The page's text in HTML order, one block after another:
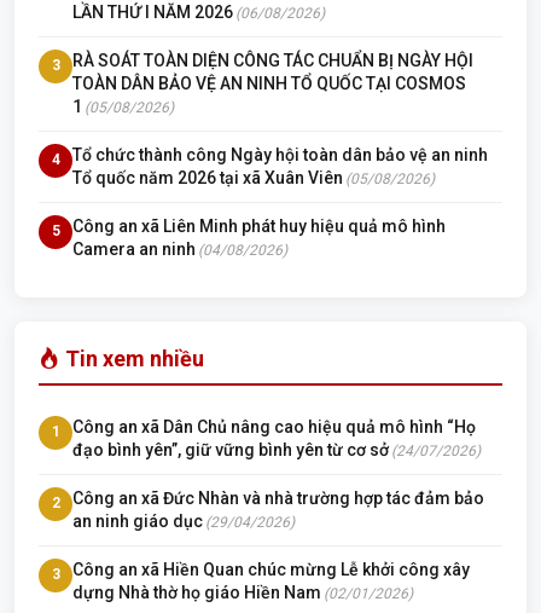
LẦN THỨ I NĂM 2026 (06/08/2026)
3
RÀ SOÁT TOÀN DIỆN CÔNG TÁC CHUẨN BỊ NGÀY HỘI
TOÀN DÂN BẢO VỆ AN NINH TỔ QUỐC TẠI COSMOS
1 (05/08/2026)
4
Tổ chức thành công Ngày hội toàn dân bảo vệ an ninh
Tổ quốc năm 2026 tại xã Xuân Viên (05/08/2026)
5
Công an xã Liên Minh phát huy hiệu quả mô hình
Camera an ninh (04/08/2026)
Tin xem nhiều
1
Công an xã Dân Chủ nâng cao hiệu quả mô hình “Họ
đạo bình yên”, giữ vững bình yên từ cơ sở (24/07/2026)
2
Công an xã Đức Nhàn và nhà trường hợp tác đảm bảo
an ninh giáo dục (29/04/2026)
3
Công an xã Hiền Quan chúc mừng Lễ khởi công xây
dựng Nhà thờ họ giáo Hiền Nam (02/01/2026)